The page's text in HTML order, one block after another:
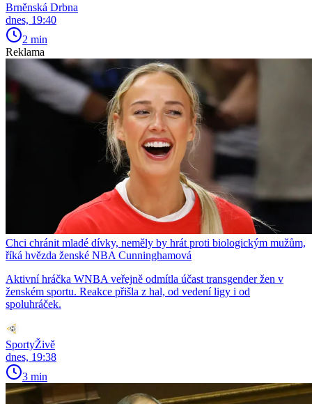
Brněnská Drbna
dnes, 19:40
2 min
Reklama
Chci chránit mladé dívky, neměly by hrát proti biologickým mužům,
říká hvězda ženské NBA Cunninghamová
Aktivní hráčka WNBA veřejně odmítla účast transgender žen v
ženském sportu. Reakce přišla z hal, od vedení ligy i od
spoluhráček.
SportyŽivě
dnes, 19:38
3 min